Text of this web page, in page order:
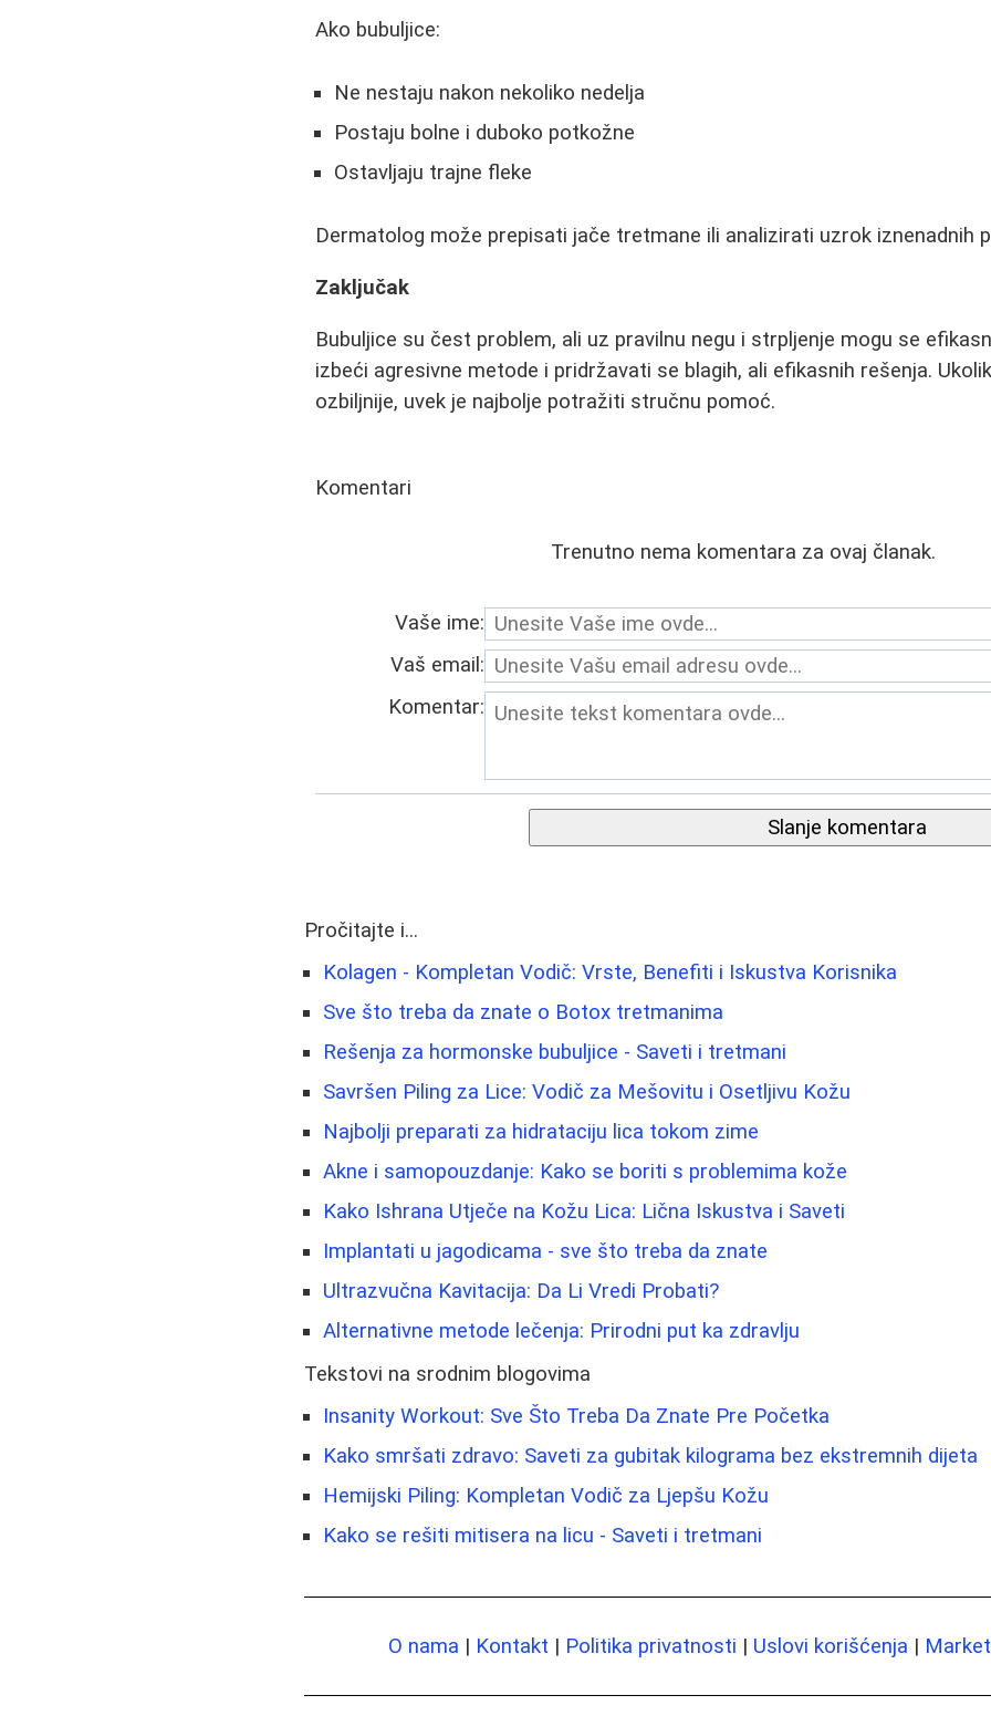
Ako bubuljice:
Ne nestaju nakon nekoliko nedelja
Postaju bolne i duboko potkožne
Ostavljaju trajne fleke
Dermatolog može prepisati jače tretmane ili analizirati uzrok iznenadnih
Zaključak
Bubuljice su čest problem, ali uz pravilnu negu i strpljenje mogu se
izbeći agresivne metode i pridržavati se blagih, ali efikasnih rešenja.
ozbiljnije, uvek je najbolje potražiti stručnu pomoć.
Komentari
Trenutno nema komentara za ovaj članak.
Vaše ime:
Vaš email:
Komentar:
Slanje komentara
Pročitajte i...
Kolagen - Kompletan Vodič: Vrste, Benefiti i Iskustva Korisnika
Sve što treba da znate o Botox tretmanima
Rešenja za hormonske bubuljice - Saveti i tretmani
Savršen Piling za Lice: Vodič za Mešovitu i Osetljivu Kožu
Najbolji preparati za hidrataciju lica tokom zime
Akne i samopouzdanje: Kako se boriti s problemima kože
Kako Ishrana Utječe na Kožu Lica: Lična Iskustva i Saveti
Implantati u jagodicama - sve što treba da znate
Ultrazvučna Kavitacija: Da Li Vredi Probati?
Alternativne metode lečenja: Prirodni put ka zdravlju
Tekstovi na srodnim blogovima
Insanity Workout: Sve Što Treba Da Znate Pre Početka
Kako smršati zdravo: Saveti za gubitak kilograma bez ekstremnih dijeta
Hemijski Piling: Kompletan Vodič za Ljepšu Kožu
Kako se rešiti mitisera na licu - Saveti i tretmani
O nama | Kontakt | Politika privatnosti | Uslovi korišćenja |